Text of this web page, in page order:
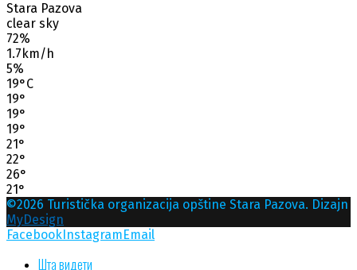
Stara Pazova
clear sky
72%
1.7km/h
5%
19°C
19°
19°
19°
21°
22°
26°
21°
©2026 Turistička organizacija opštine Stara Pazova. Dizajn
MyDesign
FacebookInstagramEmail
Шта видети